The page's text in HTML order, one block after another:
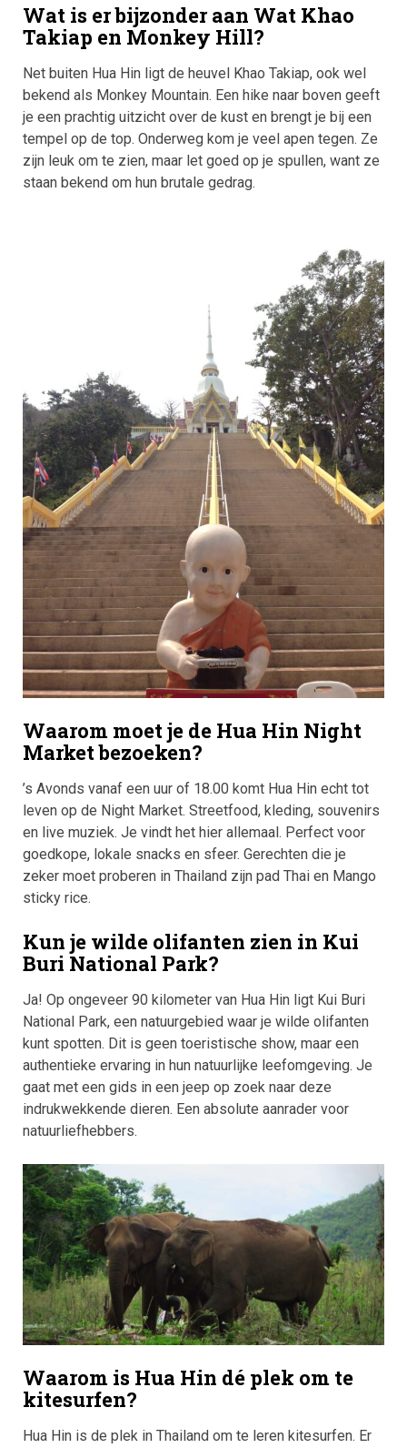
Wat is er bijzonder aan Wat Khao
Takiap en Monkey Hill?
Net buiten Hua Hin ligt de heuvel Khao Takiap, ook wel
bekend als Monkey Mountain. Een hike naar boven geeft
je een prachtig uitzicht over de kust en brengt je bij een
tempel op de top. Onderweg kom je veel apen tegen. Ze
zijn leuk om te zien, maar let goed op je spullen, want ze
staan bekend om hun brutale gedrag.
Waarom moet je de Hua Hin Night
Market bezoeken?
’s Avonds vanaf een uur of 18.00 komt Hua Hin echt tot
leven op de Night Market. Streetfood, kleding, souvenirs
en live muziek. Je vindt het hier allemaal. Perfect voor
goedkope, lokale snacks en sfeer. Gerechten die je
zeker moet proberen in Thailand zijn pad Thai en Mango
sticky rice.
Kun je wilde olifanten zien in Kui
Buri National Park?
Ja! Op ongeveer 90 kilometer van Hua Hin ligt Kui Buri
National Park, een natuurgebied waar je wilde olifanten
kunt spotten. Dit is geen toeristische show, maar een
authentieke ervaring in hun natuurlijke leefomgeving. Je
gaat met een gids in een jeep op zoek naar deze
indrukwekkende dieren. Een absolute aanrader voor
natuurliefhebbers.
Waarom is Hua Hin dé plek om te
kitesurfen?
Hua Hin is de plek in Thailand om te leren kitesurfen. Er